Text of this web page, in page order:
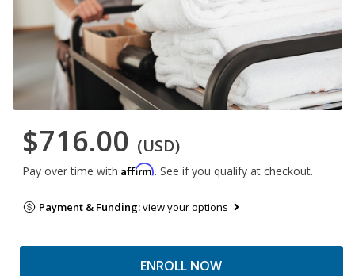
$716.00 (USD)
Pay over time with Affirm. See if you qualify at checkout.
Payment & Funding:view your options
ENROLL NOW